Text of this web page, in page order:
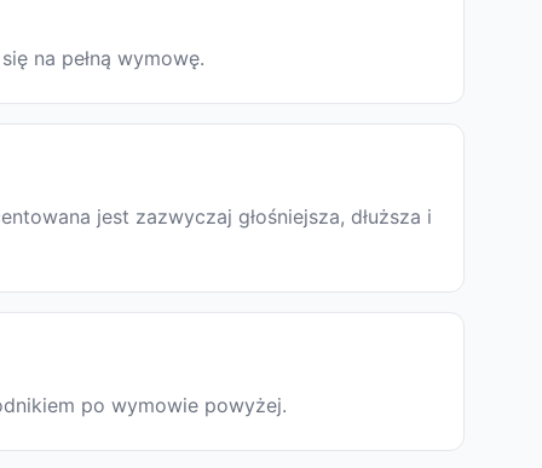
na pełną wymowę.
jest zazwyczaj głośniejsza, dłuższa i
po wymowie powyżej.